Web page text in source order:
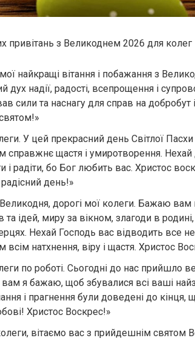
привітань з Великоднем 2026 для колег
найкращі вітання і побажання з
дух надії, радості, всепрощення і
сили та наснагу для справ на добробут
У цей прекрасний день Світлої
справжнє щастя і умиротворення.
і радіти, бо Бог любить вас. Христос
день!»
дорогі мої колеги. Бажаю вам
та ідей, миру за вікном, злагоди в родині,
Нехай Господь вас відводить все
всім натхнення, віру і щастя. Христос
по роботі. Сьогодні до нас прийшло
вам я бажаю, щоб збувалися всі ваші
і прагнення були доведені до кінця,
Христос Воскрес!»
вітаємо вас з прийдешнім святом